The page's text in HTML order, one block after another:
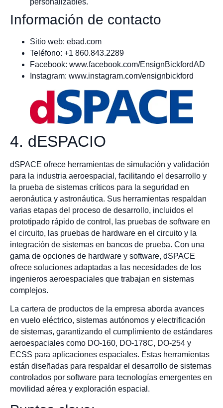
Información de contacto
Sitio web: ebad.com
Teléfono: +1 860.843.2289
Facebook: www.facebook.com/EnsignBickfordAD
Instagram: www.instagram.com/ensignbickford
4. dESPACIO
dSPACE ofrece herramientas de simulación y validación
para la industria aeroespacial, facilitando el desarrollo y
la prueba de sistemas críticos para la seguridad en
aeronáutica y astronáutica. Sus herramientas respaldan
varias etapas del proceso de desarrollo, incluidos el
prototipado rápido de control, las pruebas de software en
el circuito, las pruebas de hardware en el circuito y la
integración de sistemas en bancos de prueba. Con una
gama de opciones de hardware y software, dSPACE
ofrece soluciones adaptadas a las necesidades de los
ingenieros aeroespaciales que trabajan en sistemas
complejos.
La cartera de productos de la empresa aborda avances
en vuelo eléctrico, sistemas autónomos y electrificación
de sistemas, garantizando el cumplimiento de estándares
aeroespaciales como DO-160, DO-178C, DO-254 y
ECSS para aplicaciones espaciales. Estas herramientas
están diseñadas para respaldar el desarrollo de sistemas
controlados por software para tecnologías emergentes en
movilidad aérea y exploración espacial.